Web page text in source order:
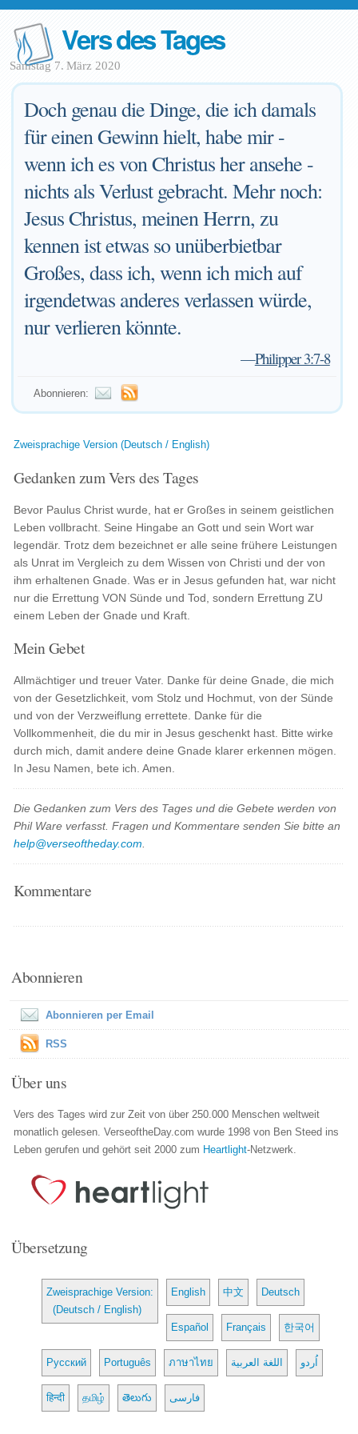
Vers des Tages
Samstag 7. März 2020
Doch genau die Dinge, die ich damals
für einen Gewinn hielt, habe mir -
wenn ich es von Christus her ansehe -
nichts als Verlust gebracht. Mehr noch:
Jesus Christus, meinen Herrn, zu
kennen ist etwas so unüberbietbar
Großes, dass ich, wenn ich mich auf
irgendetwas anderes verlassen würde,
nur verlieren könnte.
—Philipper 3:7-8
Abonnieren:
Zweisprachige Version (Deutsch / English)
Gedanken zum Vers des Tages
Bevor Paulus Christ wurde, hat er Großes in seinem geistlichen
Leben vollbracht. Seine Hingabe an Gott und sein Wort war
legendär. Trotz dem bezeichnet er alle seine frühere Leistungen
als Unrat im Vergleich zu dem Wissen von Christi und der von
ihm erhaltenen Gnade. Was er in Jesus gefunden hat, war nicht
nur die Errettung VON Sünde und Tod, sondern Errettung ZU
einem Leben der Gnade und Kraft.
Mein Gebet
Allmächtiger und treuer Vater. Danke für deine Gnade, die mich
von der Gesetzlichkeit, vom Stolz und Hochmut, von der Sünde
und von der Verzweiflung errettete. Danke für die
Vollkommenheit, die du mir in Jesus geschenkt hast. Bitte wirke
durch mich, damit andere deine Gnade klarer erkennen mögen.
In Jesu Namen, bete ich. Amen.
Die Gedanken zum Vers des Tages und die Gebete werden von
Phil Ware verfasst. Fragen und Kommentare senden Sie bitte an
help@verseoftheday.com
Kommentare
Abonnieren
Abonnieren per Email
RSS
Über uns
Vers des Tages wird zur Zeit von über 250.000 Menschen weltweit
monatlich gelesen. VerseoftheDay.com wurde 1998 von Ben Steed ins
Leben gerufen und gehört seit 2000 zum Heartlight-Netzwerk.
Übersetzung
Zweisprachige Version:
(Deutsch / English)
English 中文 Deutsch
Español Français 한국어
Русский Português ภาษาไทย اللغة العربية اُردو
हिन्दी தமிழ் తెలుగు فارسی